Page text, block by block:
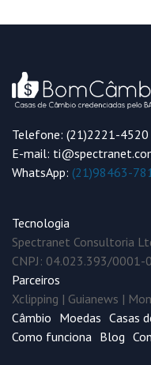
Telefone: (21)2221-4520
E-mail:
WhatsApp: (21)98463-
Tecnologia
Spectranet Consultoria
CNPJ: 04.023.393/0001-
Parceiros
Xclipping | Guianews |
Câmbio Moedas Casas
Como funciona Blog